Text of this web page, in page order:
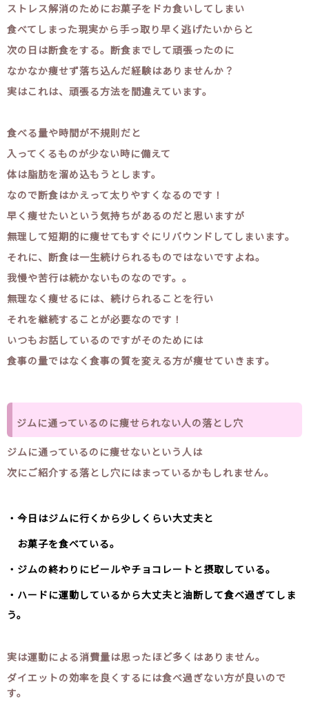
ストレス解消のためにお菓子をドカ食いしてしまい
食べてしまった現実から手っ取り早く逃げたいからと
次の日は断食をする。断食までして頑張ったのに
なかなか痩せず落ち込んだ経験はありませんか？
実はこれは、頑張る方法を間違えています。
食べる量や時間が不規則だと
入ってくるものが少ない時に備えて
体は脂肪を溜め込もうとします。
なので断食はかえって太りやすくなるのです！
早く痩せたいという気持ちがあるのだと思いますが
無理して短期的に痩せてもすぐにリバウンドしてしまいます。
それに、断食は一生続けられるものではないですよね。
我慢や苦行は続かないものなのです。。
無理なく痩せるには、続けられることを行い
それを継続することが必要なのです！
いつもお話しているのですがそのためには
食事の量ではなく食事の質を変える方が痩せていきます。
ジムに通っているのに痩せられない人の落とし穴
ジムに通っているのに痩せないという人は
次にご紹介する落とし穴にはまっているかもしれません。
・今日はジムに行くから少しくらい大丈夫と
お菓子を食べている。
・ジムの終わりにビールやチョコレートと摂取している。
・ハードに運動しているから大丈夫と油断して食べ過ぎてしま
う。
実は運動による消費量は思ったほど多くはありません。
ダイエットの効率を良くするには食べ過ぎない方が良いので
す。